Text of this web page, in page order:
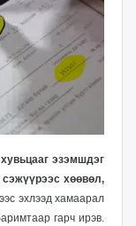
эзэмшдэг
хөөвөл,
эхлээд хамаарал
гарч ирэв.